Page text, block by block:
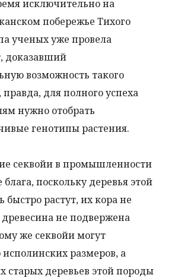
исключительно на
побережье Тихого
ученых уже провела
доказавший
возможность такого
для полного успеха
нужно отобрать
генотипы растения.
секвойи в промышленности
поскольку деревья этой
быстро растут, их кора не
древесина не подвержена
же секвойи могут
исполинских размеров, а
старых деревьев этой породы